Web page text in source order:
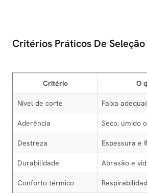
Critérios Práticos De Seleção
Critério O
Nível de corte Faixa
Aderência Seco, úmido
Destreza Espessura e
Durabilidade Abrasão e
Conforto térmico